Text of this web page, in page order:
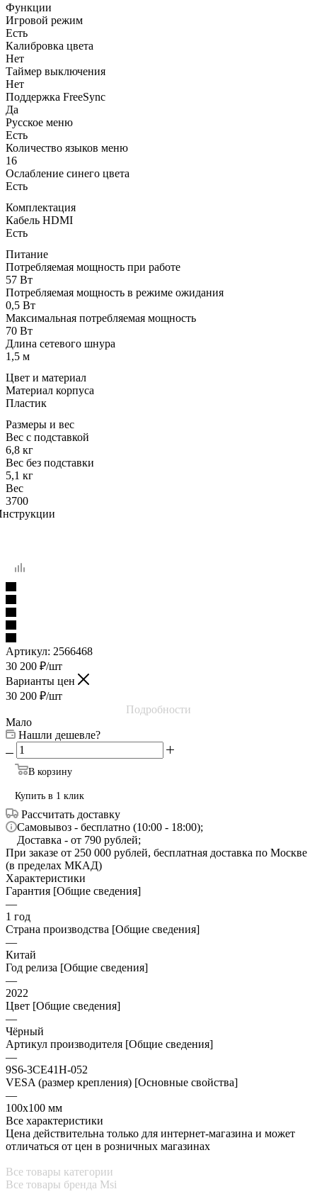
Функции
Игровой режим
Есть
Калибровка цвета
Нет
Таймер выключения
Нет
Поддержка FreeSync
Да
Русское меню
Есть
Количество языков меню
16
Ослабление синего цвета
Есть
Комплектация
Кабель HDMI
Есть
Питание
Потребляемая мощность при работе
57 Вт
Потребляемая мощность в режиме ожидания
0,5 Вт
Максимальная потребляемая мощность
70 Вт
Длина сетевого шнура
1,5 м
Цвет и материал
Материал корпуса
Пластик
Размеры и вес
Вес с подставкой
6,8 кг
Вес без подставки
5,1 кг
Вес
3700
Артикул: 2566468
30 200 ₽/шт
Варианты цен
30 200 ₽/шт
Подробности
Мало
Нашли дешевле?
В корзину
Купить в 1 клик
Рассчитать доставку
Самовывоз - бесплатно (10:00 - 18:00);
Доставка - от 790 рублей;
При заказе от 250 000 рублей, бесплатная доставка по Москве
(в пределах МКАД)
Характеристики
Гарантия [Общие сведения]
—
1 год
Страна производства [Общие сведения]
—
Китай
Год релиза [Общие сведения]
—
2022
Цвет [Общие сведения]
—
Чёрный
Артикул производителя [Общие сведения]
—
9S6-3CE41H-052
VESA (размер крепления) [Основные свойства]
—
100x100 мм
Все характеристики
Цена действительна только для интернет-магазина и может
отличаться от цен в розничных магазинах
Все товары категории
Все товары бренда Msi